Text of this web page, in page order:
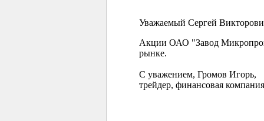
Уважаемый Сергей
Акции ОАО "Завод
рынке.
С уважением, Громов Игорь,
трейдер, финансовая